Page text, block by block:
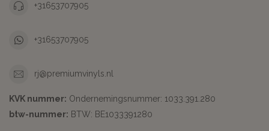
+31653707905
+31653707905
rj@premiumvinyls.nl
KVK nummer: Ondernemingsnummer: 1033.391.280
btw-nummer: BTW: BE1033391280